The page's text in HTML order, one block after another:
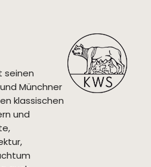
seinen
Münchner
klassischen
und